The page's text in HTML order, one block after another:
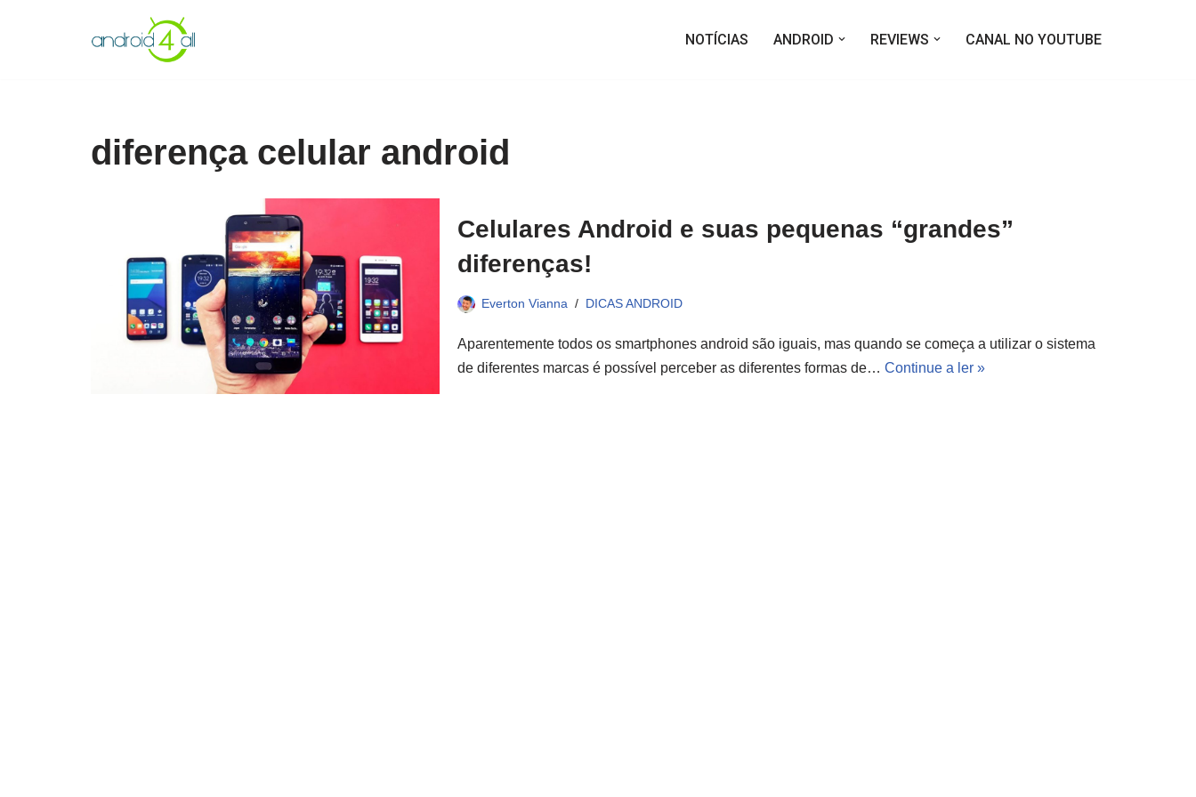
NOTÍCIAS ANDROID REVIEWS CANAL NO YOUTUBE
diferença celular android
Celulares Android e suas pequenas “grandes”
diferenças!
Everton Vianna DICAS ANDROID
Aparentemente todos os smartphones android são iguais, mas quando se começa a utilizar o sistema
de diferentes marcas é possível perceber as diferentes formas de… Continue a ler »